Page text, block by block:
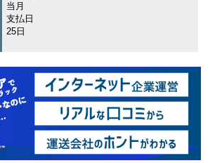
当月
支払日
25日